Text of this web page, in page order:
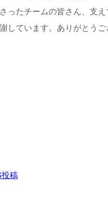
ったチームの皆さん、支
しています。ありがとう
投稿